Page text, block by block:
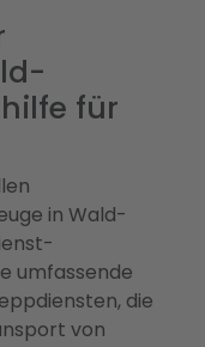
für
in Wald-
umfassende
die
von